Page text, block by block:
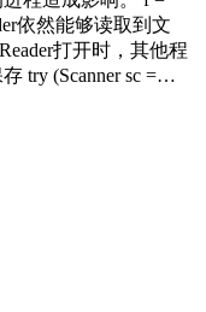
依然能够读取到文
打开时，其他程
try (Scanner sc =…